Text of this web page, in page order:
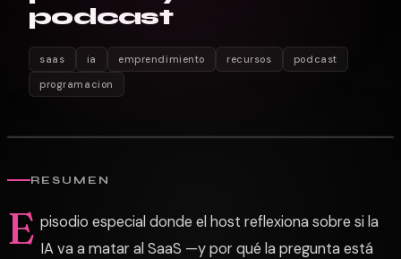
podcast
saas ia emprendimiento recursos
podcast
programacion
RESUMEN
E pisodio especial donde el host reflexiona sobre si la
IA va a matar al SaaS —y por qué la pregunta está